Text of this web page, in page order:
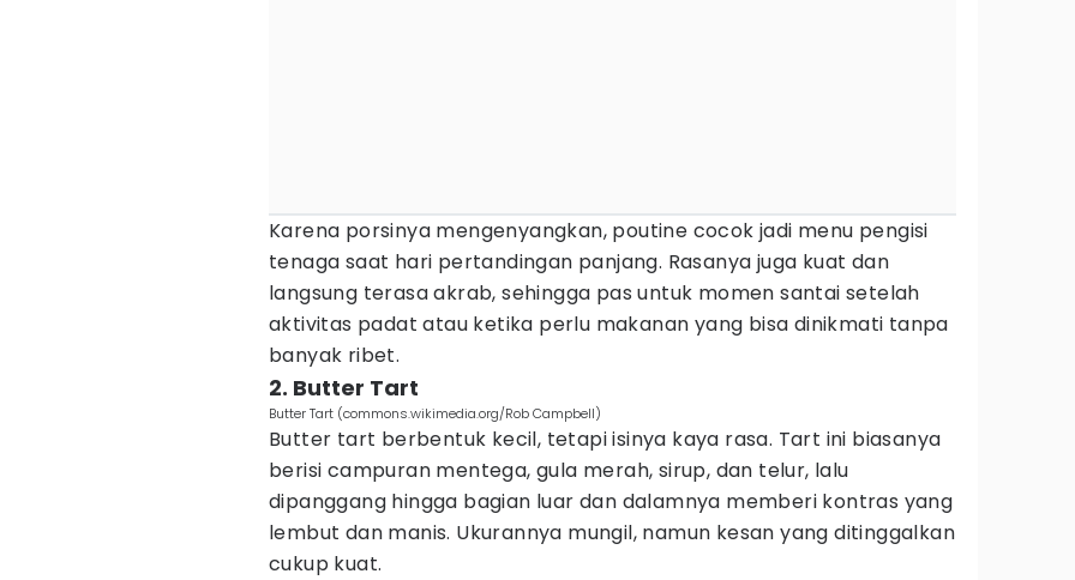
Karena porsinya mengenyangkan, poutine cocok jadi menu pengisi
tenaga saat hari pertandingan panjang. Rasanya juga kuat dan
langsung terasa akrab, sehingga pas untuk momen santai setelah
aktivitas padat atau ketika perlu makanan yang bisa dinikmati tanpa
banyak ribet.
2. Butter Tart
Butter Tart (commons.wikimedia.org/Rob Campbell)
Butter tart berbentuk kecil, tetapi isinya kaya rasa. Tart ini biasanya
berisi campuran mentega, gula merah, sirup, dan telur, lalu
dipanggang hingga bagian luar dan dalamnya memberi kontras yang
lembut dan manis. Ukurannya mungil, namun kesan yang ditinggalkan
cukup kuat.